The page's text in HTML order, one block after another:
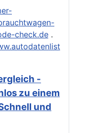
check.de.
-
zu einem
und